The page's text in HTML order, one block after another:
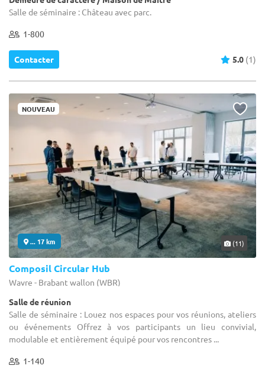
Salle de séminaire : Château avec parc.
1-800
Contacter 5.0 (1)
NOUVEAU
... 17 km (11)
Composil Circular Hub
Wavre - Brabant wallon (WBR)
Salle de réunion
Salle de séminaire : Louez nos espaces pour vos réunions, ateliers
ou événements Offrez à vos participants un lieu convivial,
modulable et entièrement équipé pour vos rencontres ...
1-140